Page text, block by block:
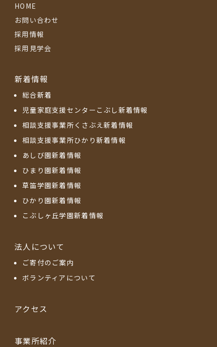
HOME
お問い合わせ
採用情報
採用見学会
新着情報
総合新着
児童家庭支援センターこぶし新着情報
相談支援事業所くさぶえ新着情報
相談支援事業所ひかり新着情報
あしび園新着情報
ひまり園新着情報
草笛学園新着情報
ひかり園新着情報
こぶしヶ丘学園新着情報
法人について
ご寄付のご案内
ボランティアについて
アクセス
事業所紹介